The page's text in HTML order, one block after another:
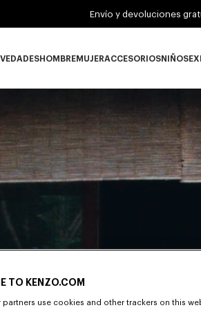
Envío y devoluciones
HOMBREMUJERACCESORIOSNIÑOS
TO KENZO.COM
partners use cookies and other trackers on this